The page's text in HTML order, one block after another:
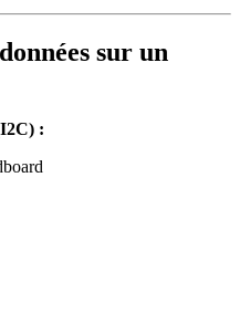
sur un
: